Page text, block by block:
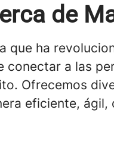
de
que ha
conectar a las
Ofrecemos
eficiente,